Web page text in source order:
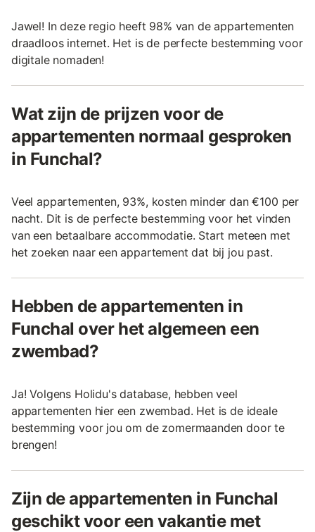
Jawel! In deze regio heeft 98% van de appartementen
draadloos internet. Het is de perfecte bestemming voor
digitale nomaden!
Wat zijn de prijzen voor de
appartementen normaal gesproken
in Funchal?
Veel appartementen, 93%, kosten minder dan €100 per
nacht. Dit is de perfecte bestemming voor het vinden
van een betaalbare accommodatie. Start meteen met
het zoeken naar een appartement dat bij jou past.
Hebben de appartementen in
Funchal over het algemeen een
zwembad?
Ja! Volgens Holidu's database, hebben veel
appartementen hier een zwembad. Het is de ideale
bestemming voor jou om de zomermaanden door te
brengen!
Zijn de appartementen in Funchal
geschikt voor een vakantie met